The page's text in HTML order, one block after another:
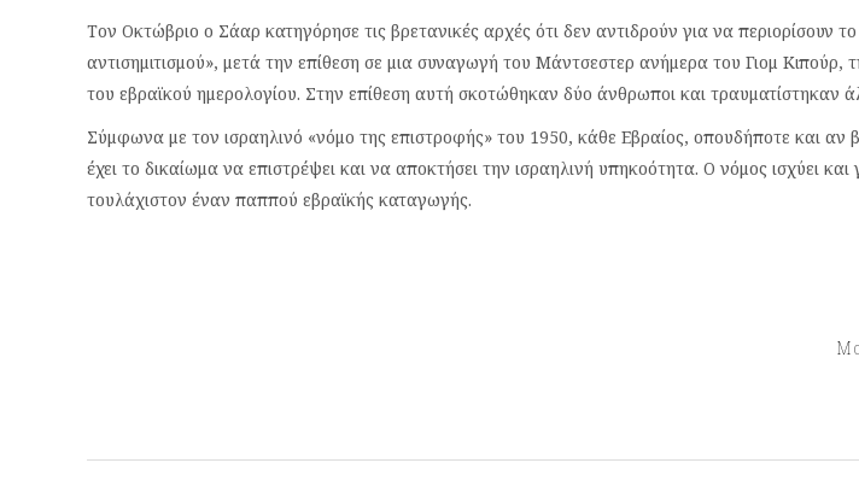
Τον Οκτώβριο ο Σάαρ κατηγόρησε τις βρετανικές αρχές ότι δεν αντιδρούν για να περιορίσουν
αντισημιτισμού», μετά την επίθεση σε μια συναγωγή του Μάντσεστερ ανήμερα του Γιομ Κιπούρ,
του εβραϊκού ημερολογίου. Στην επίθεση αυτή σκοτώθηκαν δύο άνθρωποι και τραυματίστηκαν
Σύμφωνα με τον ισραηλινό «νόμο της επιστροφής» του 1950, κάθε Εβραίος, οπουδήποτε και αν
έχει το δικαίωμα να επιστρέψει και να αποκτήσει την ισραηλινή υπηκοότητα. Ο νόμος ισχύει
τουλάχιστον έναν παππού εβραϊκής καταγωγής.